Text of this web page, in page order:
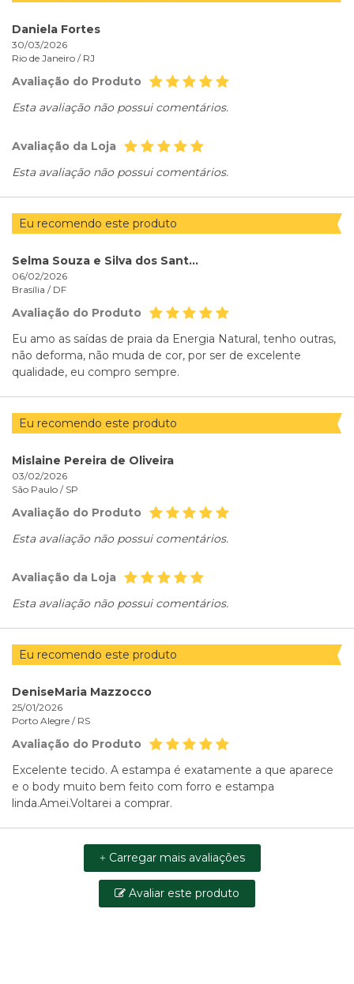
Daniela Fortes
30/03/2026
Rio de Janeiro / RJ
Avaliação do Produto
Esta avaliação não possui comentários.
Avaliação da Loja
Esta avaliação não possui comentários.
Eu recomendo este produto
Selma Souza e Silva dos Santos
06/02/2026
Brasília / DF
Avaliação do Produto
Eu amo as saídas de praia da Energia Natural, tenho outras,
não deforma, não muda de cor, por ser de excelente
qualidade, eu compro sempre.
Eu recomendo este produto
Mislaine Pereira de Oliveira
03/02/2026
São Paulo / SP
Avaliação do Produto
Esta avaliação não possui comentários.
Avaliação da Loja
Esta avaliação não possui comentários.
Eu recomendo este produto
DeniseMaria Mazzocco
25/01/2026
Porto Alegre / RS
Avaliação do Produto
Excelente tecido. A estampa é exatamente a que aparece
e o body muito bem feito com forro e estampa
linda.Amei.Voltarei a comprar.
+ Carregar mais avaliações
Avaliar este produto